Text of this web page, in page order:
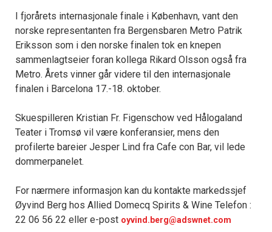
I fjorårets internasjonale finale i København, vant den
norske representanten fra Bergensbaren Metro Patrik
Eriksson som i den norske finalen tok en knepen
sammenlagtseier foran kollega Rikard Olsson også fra
Metro. Årets vinner går videre til den internasjonale
finalen i Barcelona 17.-18. oktober.
Skuespilleren Kristian Fr. Figenschow ved Hålogaland
Teater i Tromsø vil være konferansier, mens den
profilerte bareier Jesper Lind fra Cafe con Bar, vil lede
dommerpanelet.
For nærmere informasjon kan du kontakte markedssjef
Øyvind Berg hos Allied Domecq Spirits & Wine Telefon :
22 06 56 22 eller e-post oyvind.berg@adswnet.com